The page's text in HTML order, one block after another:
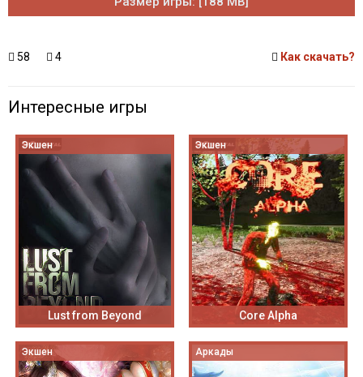
58 4 Как скачать?
Интересные игры
Экшен
Lust from Beyond
Экшен
Core Alpha
Экшен Аркады